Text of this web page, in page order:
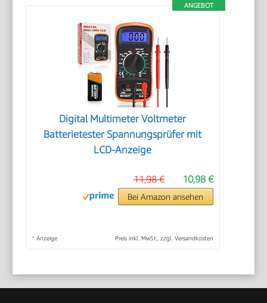
ANGEBOT
Digital Multimeter Voltmeter
Batterietester Spannungsprüfer mit
LCD-Anzeige
10,98 €
11,98 €
Bei Amazon ansehen
* Anzeige Preis inkl. MwSt., zzgl. Versandkosten